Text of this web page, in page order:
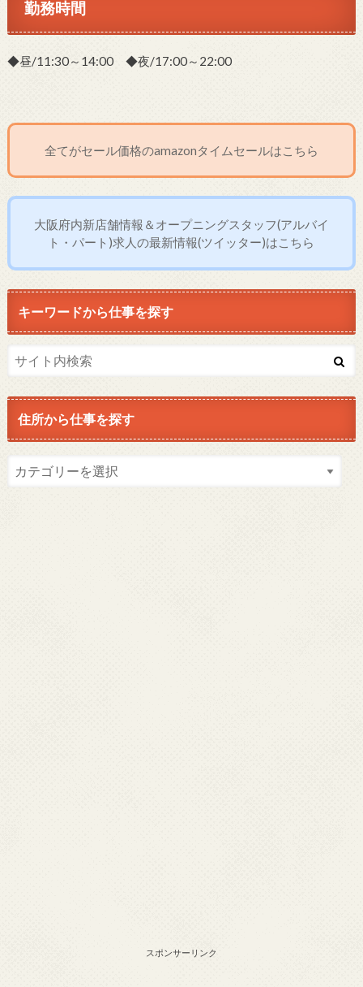
勤務時間
◆昼/11:30～14:00 ◆夜/17:00～22:00
全てがセール価格のamazonタイムセールはこちら
大阪府内新店舗情報＆オープニングスタッフ(アルバイ
ト・パート)求人の最新情報(ツイッター)はこちら
キーワードから仕事を探す
住所から仕事を探す
スポンサーリンク